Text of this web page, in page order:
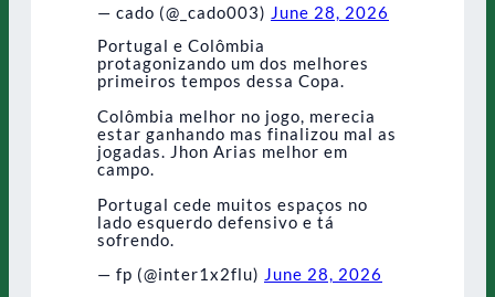
— cado (@_cado003) June 28, 2026
Portugal e Colômbia
protagonizando um dos melhores
primeiros tempos dessa Copa.
Colômbia melhor no jogo, merecia
estar ganhando mas finalizou mal as
jogadas. Jhon Arias melhor em
campo.
Portugal cede muitos espaços no
lado esquerdo defensivo e tá
sofrendo.
— fp (@inter1x2flu) June 28, 2026